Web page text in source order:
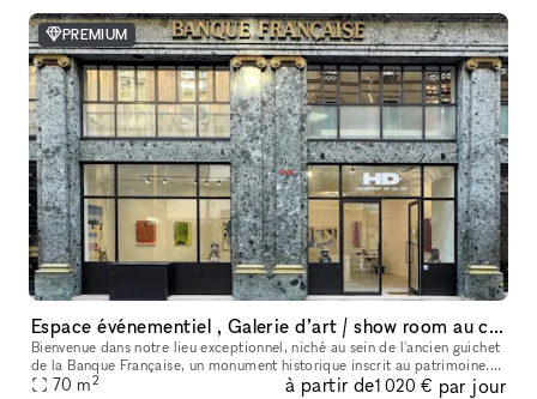
PREMIUM
Espace événementiel , Galerie d’art / show room au cœur de Paris
Bienvenue dans notre lieu exceptionnel, niché au sein de l'ancien guichet
de la Banque Française, un monument historique inscrit au patrimoine.
Cet espace polyvalent offre une variété d'options pour
70 m2 à partir de1 020 € par jour